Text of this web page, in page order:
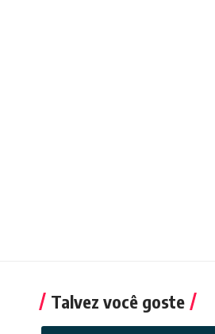
Talvez você goste